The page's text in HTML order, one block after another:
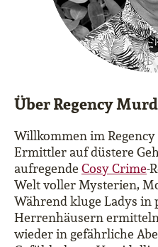
Über Regency
Willkommen im
Ermittler auf düstere
aufregende Cosy Crime-
Welt voller Mysterien,
Während kluge Ladys in
Herrenhäusern
wieder in gefährliche